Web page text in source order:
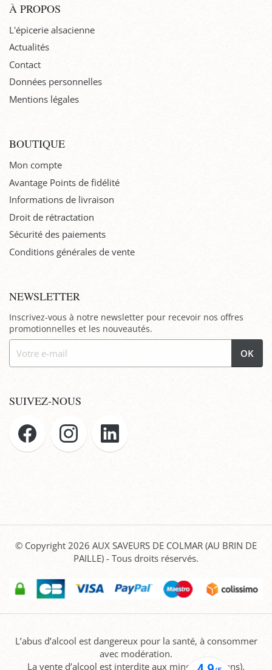
À PROPOS
L'épicerie alsacienne
Actualités
Contact
Données personnelles
Mentions légales
BOUTIQUE
Mon compte
Avantage Points de fidélité
Informations de livraison
Droit de rétractation
Sécurité des paiements
Conditions générales de vente
NEWSLETTER
Inscrivez-vous à notre newsletter pour recevoir nos offres
promotionnelles et les nouveautés.
OK
SUIVEZ-NOUS
© Copyright 2026 AUX SAVEURS DE COLMAR (AU BRIN DE
PAILLE) - Tous droits réservés.
L’abus d’alcool est dangereux pour la santé, à consommer
avec modération.
La vente d’alcool est interdite aux mineurs (-18 ans).